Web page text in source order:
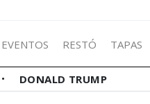
EVENTOS RESTÓ TAPAS
DONALD TRUMP